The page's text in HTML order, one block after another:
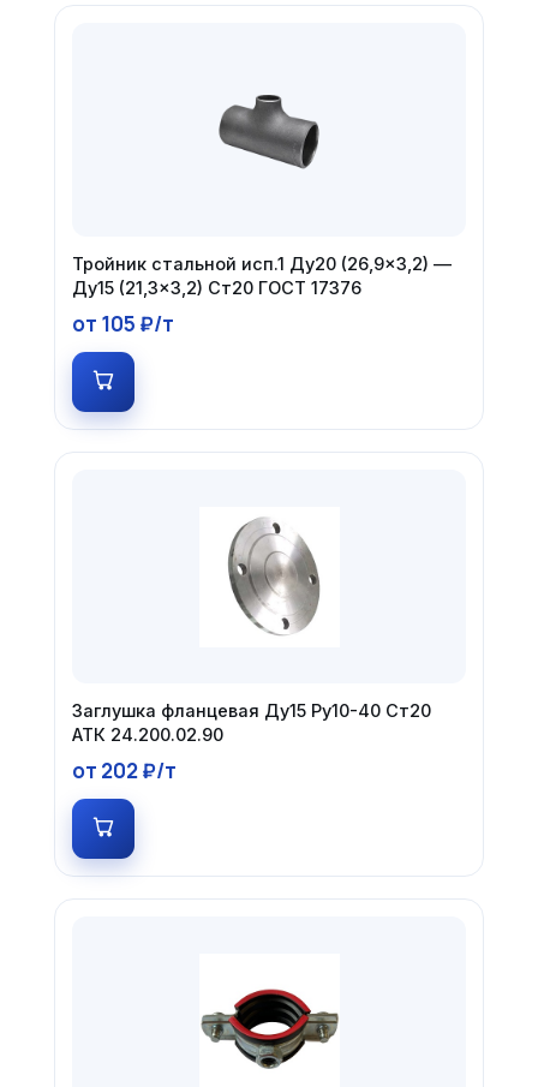
Тройник стальной исп.1 Ду20 (26,9×3,2) —
Ду15 (21,3×3,2) Ст20 ГОСТ 17376
от 105 ₽/т
Заглушка фланцевая Ду15 Ру10-40 Ст20
АТК 24.200.02.90
от 202 ₽/т